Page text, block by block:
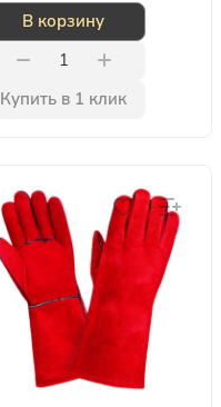
В корзину
Купить в 1 клик